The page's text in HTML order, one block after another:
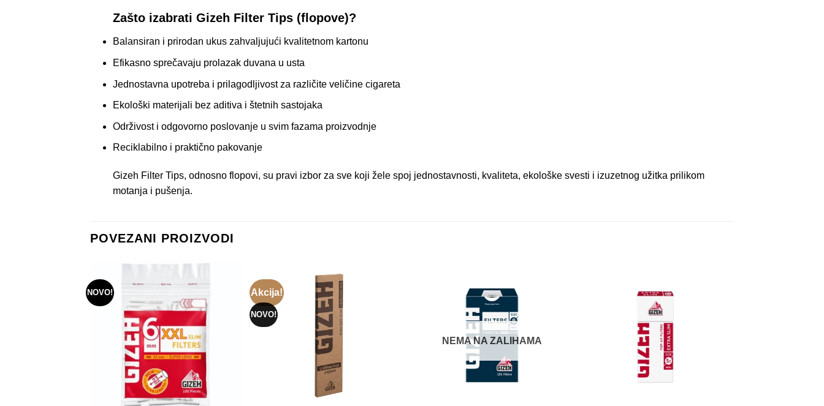
Zašto izabrati Gizeh Filter Tips(flopove)?
Balansiran i prirodan ukus zahvaljujući kvalitetnom kartonu
Efikasno sprečavaju prolazak duvana u usta
Jednostavna upotreba i prilagodljivost za različite veličine cigareta
Ekološki materijali bez aditiva i štetnih sastojaka
Održivost i odgovorno poslovanje u svim fazama proizvodnje
Reciklabilno i praktično pakovanje
Gizeh Filter Tips, odnosno flopovi, su pravi izbor za sve koji žele spoj jednostavnosti, kvaliteta, ekološke svesti i izuzetnog užitka prilikom
motanja i pušenja.
POVEZANI PROIZVODI
NOVO! Akcija!
NOVO!
NEMA NA ZALIHAMA